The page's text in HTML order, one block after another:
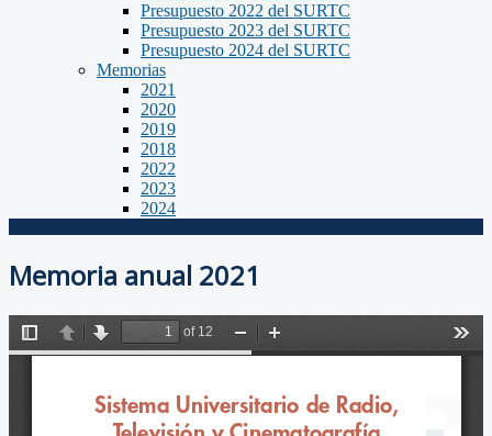
Presupuesto 2022 del SURTC
Presupuesto 2023 del SURTC
Presupuesto 2024 del SURTC
Memorias
2021
2020
2019
2018
2022
2023
2024
Memoria anual 2021